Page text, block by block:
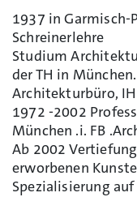
1937 in Garmisch-
Schreinerlehre
Studium
der TH in München.
Architekturbüro,
1972 -2002
München .i. FB
Ab 2002
erworbenen
Spezialisierung